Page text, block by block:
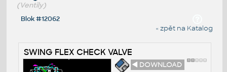
(Ventily)
Blok #12062
« zpět na Katalog
SWING FLEX CHECK VALVE
◄ DOWNLOAD